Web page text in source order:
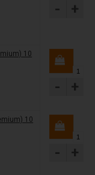
- +
10
- +
10
- +